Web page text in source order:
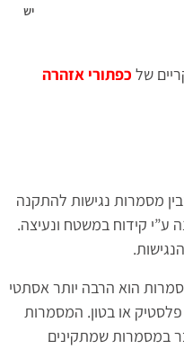
יש
כפתורי אזהרה
מבין מסמרות נגישות להתקנה
קידוח במשטח ונעיצה.
הוא הרבה יותר אסתטי
או בטון. המסמרות
במסמרות שמתקינים